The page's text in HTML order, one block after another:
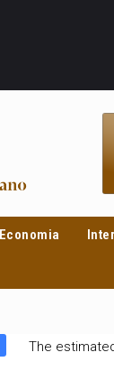
Economia
The